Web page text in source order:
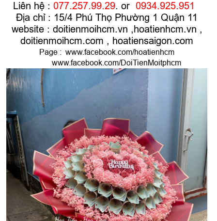
Liên hệ : 077.257.99.29. or 0934.925.951
Địa chỉ : 15/4 Phú Thọ Phường 1 Quận 11
website : doitienmoihcm.vn , hoatienhcm.vn ,
doitienmoihcm.com , hoatiensaigon.com
Page : www.facebook.com/hoatienhcm
www.facebook.com/DoiTienMoitphcm